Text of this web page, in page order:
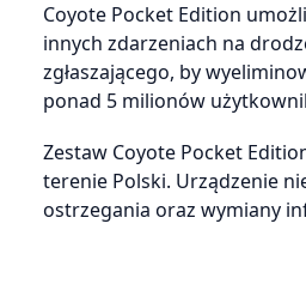
Coyote Pocket Edition
innych zdarzeniach na
zgłaszającego, by
ponad 5 milionów
Zestaw Coyote Pocket
terenie Polski. Urządzenie
ostrzegania oraz wymiany